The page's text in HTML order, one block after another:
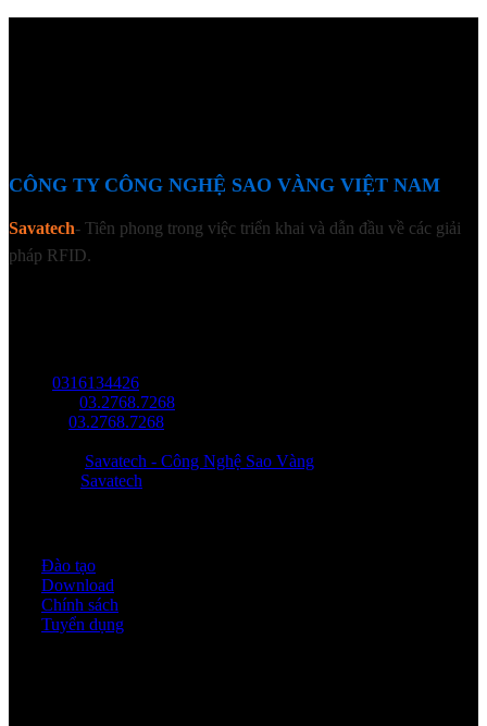
CÔNG TY CÔNG NGHỆ SAO VÀNG VIỆT NAM
Savatech- Tiên phong trong việc triển khai và dẫn đầu về các giải
pháp RFID.
0316134426
03.2768.7268
03.2768.7268
Savatech - Công Nghệ Sao Vàng
Savatech
Đào tạo
Download
Chính sách
Tuyển dụng